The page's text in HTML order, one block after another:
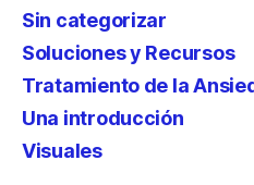
Sin categorizar
Soluciones y Recursos
Tratamiento de la
Una introducción
Visuales